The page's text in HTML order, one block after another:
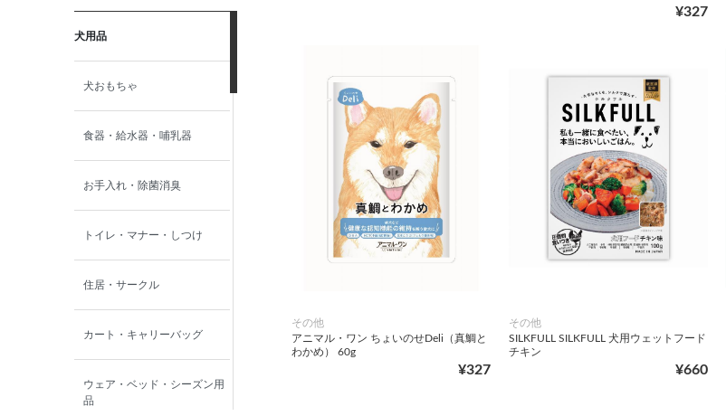
犬用品
犬おもちゃ
食器・給水器・哺乳器
お手入れ・除菌消臭
トイレ・マナー・しつけ
住居・サークル
カート・キャリーバッグ
ウェア・ベッド・シーズン用
品
¥327
その他
アニマル・ワン ちょいのせDeli（真鯛と
わかめ） 60g
¥327
その他
SILKFULL SILKFULL 犬用ウェットフード
チキン
¥660